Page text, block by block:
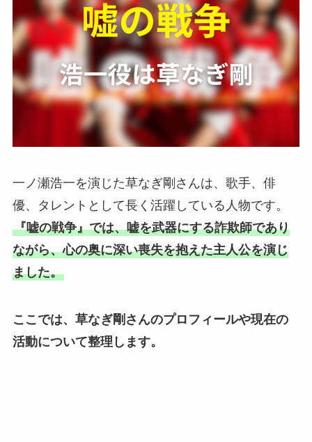
一ノ瀬浩一を演じた草なぎ剛さんは、歌手、俳
優、タレントとして長く活躍している人物です。
『嘘の戦争』では、嘘を武器にする詐欺師であり
ながら、心の奥に深い喪失を抱えた主人公を演じ
ました。
ここでは、草なぎ剛さんのプロフィールや現在の
活動について整理します。